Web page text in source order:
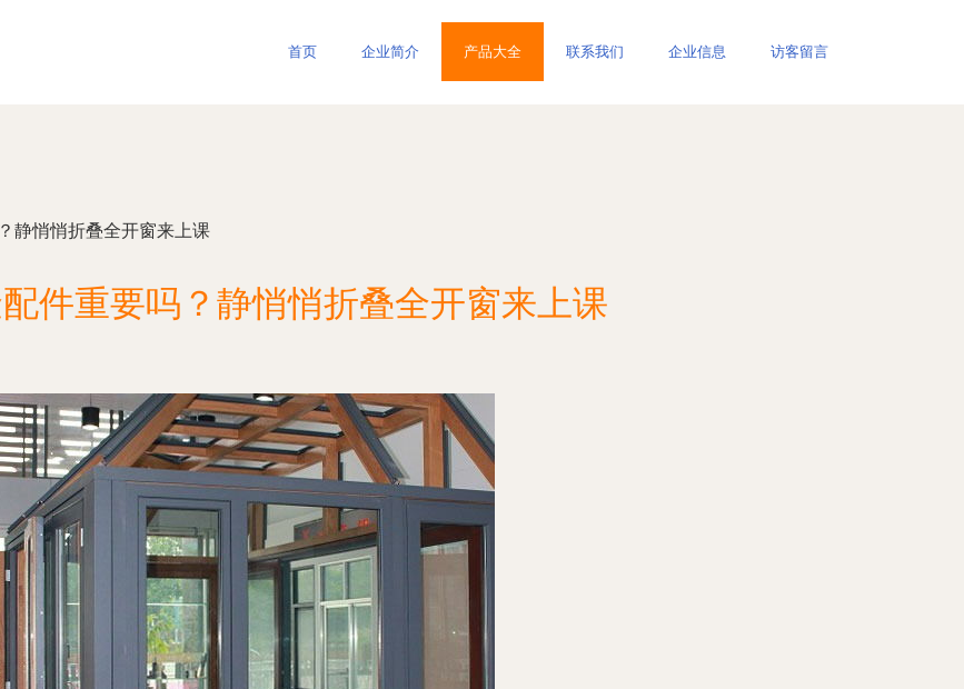
首页 企业简介 产品大全 联系我们 企业信息 访客留言
静悄悄折叠全开窗来上课
件重要吗？静悄悄折叠全开窗来上课